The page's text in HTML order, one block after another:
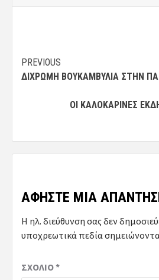
Post
navigation
PREVIOUS
ΔΊΧΡΩΜΗ ΒΟΥΚΑΜΒΎΛΙΑ ΣΤΗΝ
ΟΙ ΚΑΛΟΚΑΡΙΝΈΣ
ΑΦΉΣΤΕ ΜΙΑ
Η ηλ. διεύθυνση σας δεν
υποχρεωτικά πεδία
ΣΧΌΛΙΟ*